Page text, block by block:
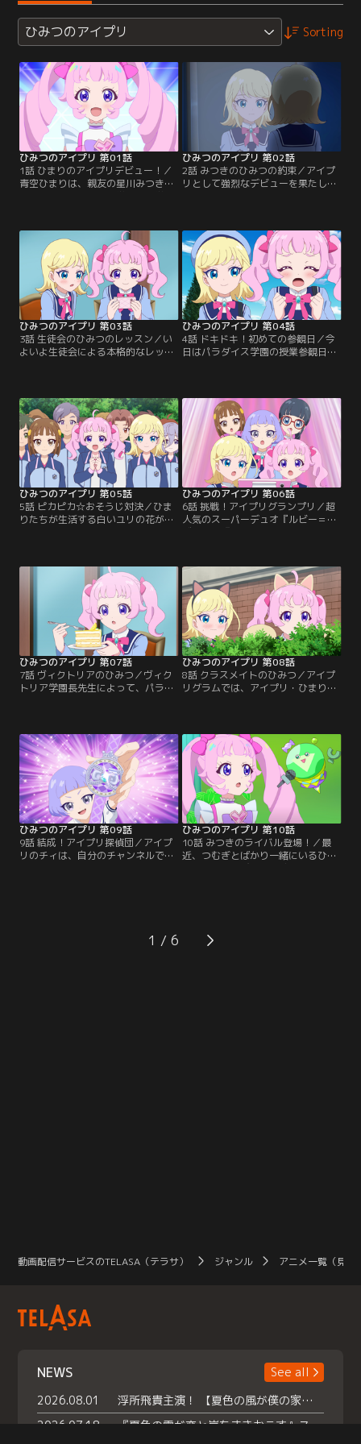
ひみつのアイプリ Sorting
ひみつのアイプリ 第01話
1話 ひまりのアイプリデビュー！／
青空ひまりは、親友の星川みつきと
踊るアイドルプリンセス--アイプリ
に憧れているけど、人見知りでキン
チョーしぃのひまりには、ちょっと
むずかしいかも。そんなひまりが、
なんと入学式で生徒代表の挨拶をす
ることに！？
ひみつのアイプリ 第02話
2話 みつきのひみつの約束／アイプ
リとして強烈なデビューを果たした
気づく。一方のみつきも、先に「ミ
ーちゃん」としてアイプリデビュー
し、ひまりとの約束をやぶっていた
ことに心を痛める。みつきに素直に
謝りたいひまり。
ひみつのアイプリ 第03話
3話 生徒会のひみつのレッスン／い
よいよ生徒会による本格的なレッス
アイプリバースへ遊びにさそう。色
んな場所を案内してもらって、楽し
い時間をすごすひまり。しかしステ
ージの控室を見て、「もっといっぱ
い練習してから、アイプリになった
方が良かったのかな……」…。
ひみつのアイプリ 第04話
4話 ドキドキ！初めての参観日／今
日はパラダイス学園の授業参観日。
学園内を見学。すると、遅刻しそう
になった初等部の少年・ゆうまと、
ひいろがぶつかってしまう。その
時、ポケットからリップスティック
が落ちてしまったことに気づいてい
ないひいろ。
ひみつのアイプリ 第05話
5話 ピカピカ☆おそうじ対決／ひま
りたちが生活する白いユリの花がモ
二つが競い合う一年に一度の寮対抗
戦「スクールクリーニングマッチ」
が開催！どちらが、よりたくさんお
掃除できるか、その得点で競い合
う。工夫したり、ひみつのアイテム
を使ったり…。
ひみつのアイプリ 第06話
6話 挑戦！アイプリグランプリ／超
人気のスーパーデュオ『ルビー＝ラ
ズリ』と『アイスマイリン』。この
の大会『第1回アイプリグランプ
リ』を開くというのだ。ひまりとみ
つきは、ソロで出ることを決意。そ
の頃、生徒会の生徒会長・一条寺サ
クラはトレーニングにはげんでい
た。
ひみつのアイプリ 第07話
7話 ヴィクトリアのひみつ／ヴィク
トリア学園長先生によって、パラダ
は、自分のせいだと落ち込んでい
た。生徒会長のサクラは、禁止をと
いてもらおうとヴィクトリアの元
に。ヴィクトリアは、アイプリの素
晴らしさをアピールできたら、アイ
プリを許してくれると言う。
ひみつのアイプリ 第08話
8話 クラスメイトのひみつ／アイプ
リグラムでは、アイプリ・ひまりと
『葛飾ユコサイ』について、みんな
で大盛り上がり。そんな中、ひまり
はクラス新聞を作る係に、クラスメ
イトの花園結心と一緒に選ばれる。
結心とお友達になりたいひまり。
ひみつのアイプリ 第09話
9話 結成！アイプリ探偵団／アイプ
リのチィは、自分のチャンネルでア
る。そこに通りかかったクラスメイ
トのチィに、自分がアイプリだと、
ひみつのアイプリ 第10話
10話 みつきのライバル登場！／最
近、つむぎとばかり一緒にいるひま
りに、少しさびしさを感じているみ
デュエルオーディションでつむぎと
対決してほしいと頼む。しかし、負
1
動画配信サービスのTELASA（テラサ） ジャンル アニメ一覧（見放
NEWS
See all
2026.08.01
浮所飛貴主演！ 【夏色の風が僕の家にやってきた】 本日よりテラサで独占配信スタート！
2026.07.18
『夏色の雲が恋と嵐をまきおこす』スペシャルメイキング 【Part1】2026年７月18日（土）23時30分～配信スタート！話題のシーンの裏側を大公開！豪華キャスト大集合！ 『武宮家 真夏の家族会議』開催！